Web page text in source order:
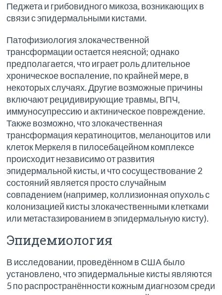
Педжета и грибовидного микоза, возникающих в
связи с эпидермальными кистами.
Патофизиология злокачественной
трансформации остается неясной; однако
предполагается, что играет роль длительное
хроническое воспаление, по крайней мере, в
некоторых случаях. Другие возможные причины
включают рецидивирующие травмы, ВПЧ,
иммуносупрессию и актиническое повреждение.
Также возможно, что злокачественная
трансформация кератиноцитов, меланоцитов или
клеток Меркеля в пилосебацейном комплексе
происходит независимо от развития
эпидермальной кисты, и что сосуществование 2
состояний является просто случайным
совпадением (например, коллизионная опухоль с
колонизацией кисты злокачественными клетками
или метастазированием в эпидермальную кисту).
Эпидемиология
В исследовании, проведённом в США было
установлено, что эпидермальные кисты являются
5 по распространённости кожным диагнозом среди